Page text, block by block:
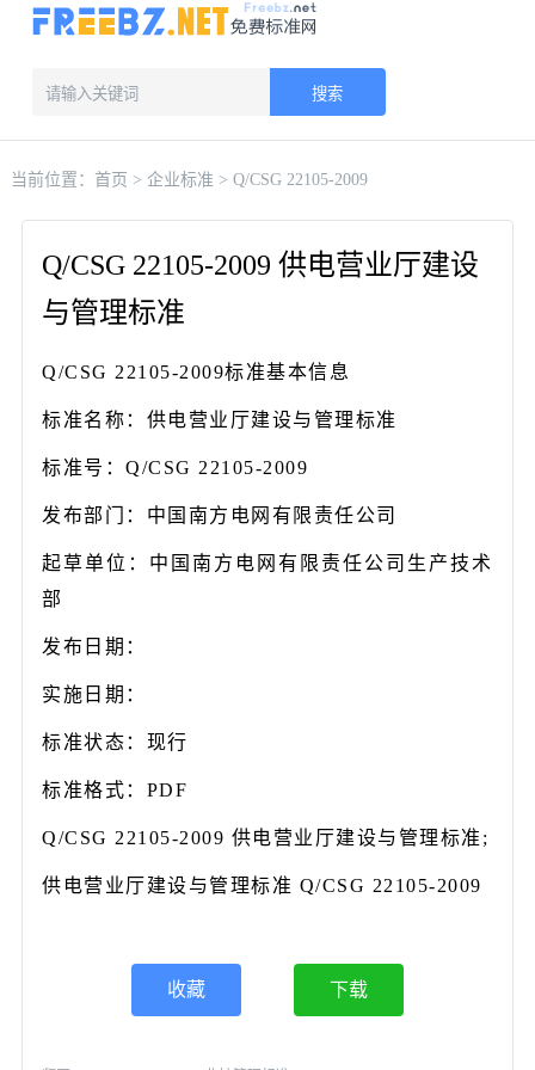
搜索
当前位置： 首页 > 企业标准 > Q/CSG 22105-2009
Q/CSG 22105-2009 供电营业厅建设
与管理标准
Q/CSG 22105-2009标准基本信息
标准名称：供电营业厅建设与管理标准
标准号：Q/CSG 22105-2009
发布部门：中国南方电网有限责任公司
起草单位：中国南方电网有限责任公司生产技术
部
发布日期：
实施日期：
标准状态：现行
标准格式：PDF
Q/CSG 22105-2009 供电营业厅建设与管理标准;
供电营业厅建设与管理标准 Q/CSG 22105-2009
收藏 下载